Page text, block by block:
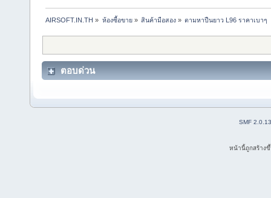
AIRSOFT.IN.TH » ห้องซื้อขาย» สินค้ามือสอง» ตามหาปืนยาว L96 ราคาเบาๆ
ตอบด่วน
SMF 2.0.13
หน้านี้ถูกสร้าง